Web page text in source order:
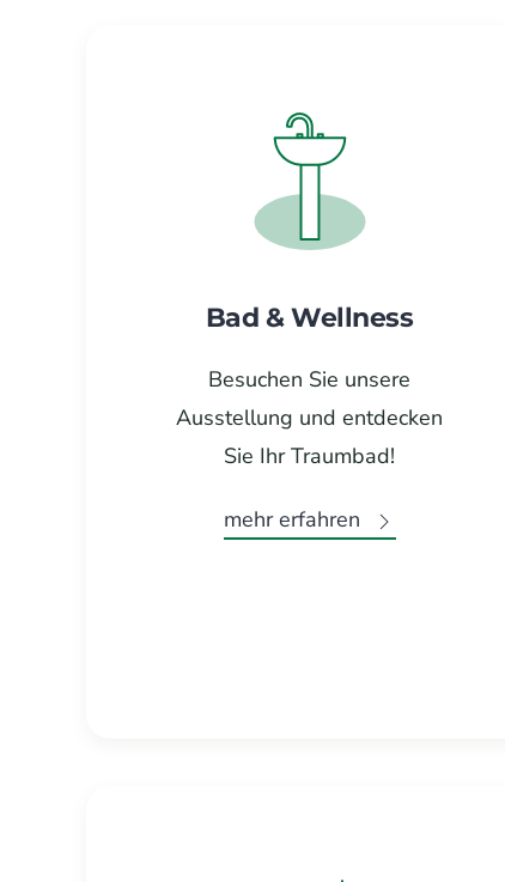
Bad & Wellness
Besuchen Sie unsere
Ausstellung und entdecken
Sie Ihr Traumbad!
mehr erfahren